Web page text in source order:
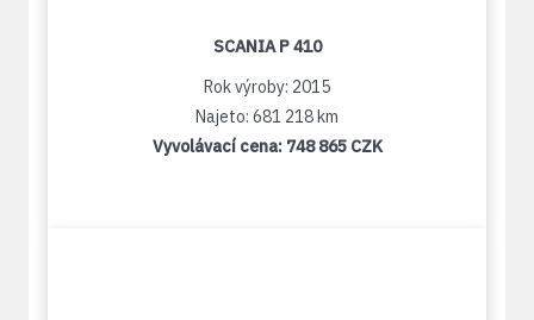
SCANIA P 410
Rok výroby: 2015
Najeto: 681 218 km
Vyvolávací cena: 748 865 CZK